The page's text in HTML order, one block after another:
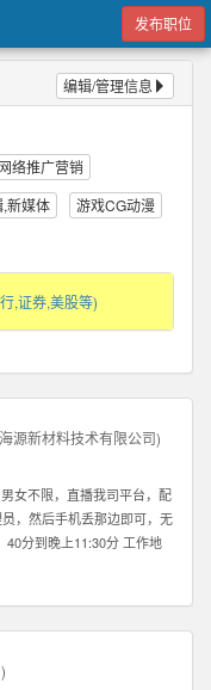
发布职位
编辑/管理信息
络推广营销
新媒体 游戏CG动漫
,证券,美股等)
源新材料技术有限公司)
女不限，直播我司平台，配
，然后手机丢那边即可，无
40分到晚上11:30分 工作地
提示需要扫脸配合扫脸 其
)